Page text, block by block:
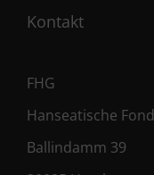
Kontakt
FHG
Hanseatische
Ballindamm 39